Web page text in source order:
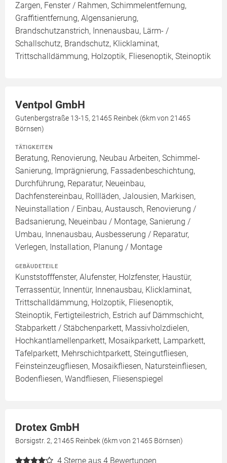
Zargen, Fenster / Rahmen, Schimmelentfernung,
Graffitientfernung, Algensanierung,
Brandschutzanstrich, Innenausbau, Lärm- /
Schallschutz, Brandschutz, Klicklaminat,
Trittschalldämmung, Holzoptik, Fliesenoptik, Steinoptik
Ventpol GmbH
Gutenbergstraße 13-15, 21465 Reinbek (6km von 21465
Börnsen)
TÄTIGKEITEN
Beratung, Renovierung, Neubau Arbeiten, Schimmel-
Sanierung, Imprägnierung, Fassadenbeschichtung,
Durchführung, Reparatur, Neueinbau,
Dachfenstereinbau, Rollläden, Jalousien, Markisen,
Neuinstallation / Einbau, Austausch, Renovierung /
Badsanierung, Neueinbau / Montage, Sanierung /
Umbau, Innenausbau, Ausbesserung / Reparatur,
Verlegen, Installation, Planung / Montage
GEBÄUDETEILE
Kunststofffenster, Alufenster, Holzfenster, Haustür,
Terrassentür, Innentür, Innenausbau, Klicklaminat,
Trittschalldämmung, Holzoptik, Fliesenoptik,
Steinoptik, Fertigteilestrich, Estrich auf Dämmschicht,
Stabparkett / Stäbchenparkett, Massivholzdielen,
Hochkantlamellenparkett, Mosaikparkett, Lamparkett,
Tafelparkett, Mehrschichtparkett, Steingutfliesen,
Feinsteinzeugfliesen, Mosaikfliesen, Natursteinfliesen,
Bodenfliesen, Wandfliesen, Fliesenspiegel
Drotex GmbH
Borsigstr. 2, 21465 Reinbek (6km von 21465 Börnsen)
4 Sterne aus 4 Bewertungen